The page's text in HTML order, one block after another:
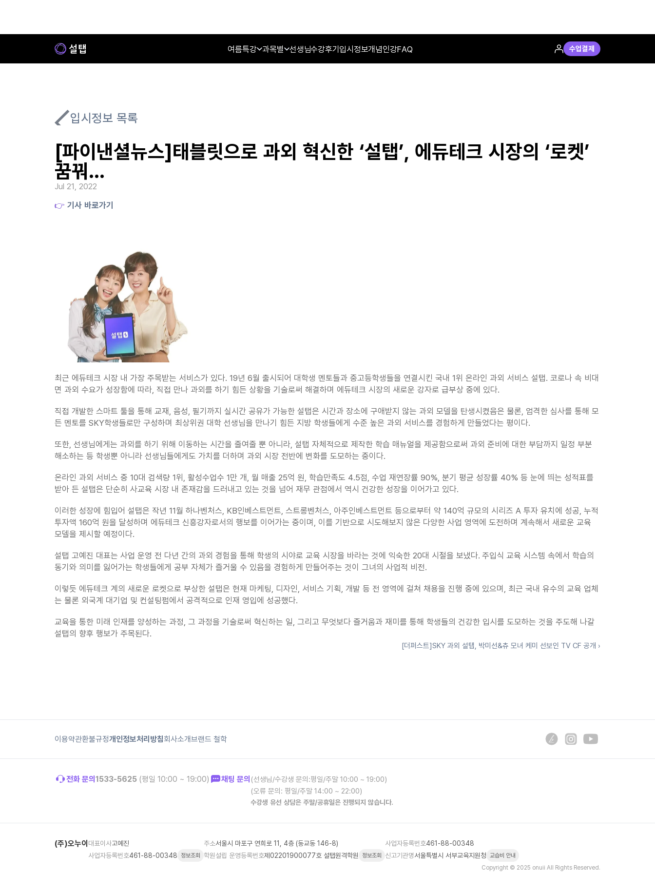
여름특강 과목별 선생님수강후기입시정보개념인강FAQ 수업결제
입시정보 목록
[파이낸셜뉴스]태블릿으로 과외 혁신한 ‘설탭’, 에듀테크 시장의 ‘로켓’
꿈꿔…
Jul 21, 2022
👉 기사 바로가기
최근 에듀테크 시장 내 가장 주목받는 서비스가 있다. 19년 6월 출시되어 대학생 멘토들과 중고등학생들을 연결시킨 국내 1위 온라인 과외 서비스 설탭. 코로나 속 비대
면 과외 수요가 성장함에 따라, 직접 만나 과외를 하기 힘든 상황을 기술로써 해결하며 에듀테크 시장의 새로운 강자로 급부상 중에 있다.
직접 개발한 스마트 툴을 통해 교재, 음성, 필기까지 실시간 공유가 가능한 설탭은 시간과 장소에 구애받지 않는 과외 모델을 탄생시켰음은 물론, 엄격한 심사를 통해 모
든 멘토를 SKY학생들로만 구성하며 최상위권 대학 선생님을 만나기 힘든 지방 학생들에게 수준 높은 과외 서비스를 경험하게 만들었다는 평이다.
또한, 선생님에게는 과외를 하기 위해 이동하는 시간을 줄여줄 뿐 아니라, 설탭 자체적으로 제작한 학습 매뉴얼을 제공함으로써 과외 준비에 대한 부담까지 일정 부분
해소하는 등 학생뿐 아니라 선생님들에게도 가치를 더하며 과외 시장 전반에 변화를 도모하는 중이다.
온라인 과외 서비스 중 10대 검색량 1위, 활성수업수 1만 개, 월 매출 25억 원, 학습만족도 4.5점, 수업 재연장률 90%, 분기 평균 성장률 40% 등 눈에 띄는 성적표를
받아 든 설탭은 단순히 사교육 시장 내 존재감을 드러내고 있는 것을 넘어 재무 관점에서 역시 건강한 성장을 이어가고 있다.
이러한 성장에 힘입어 설탭은 작년 11월 하나벤처스, KB인베스트먼트, 스트롱벤처스, 아주인베스트먼트 등으로부터 약 140억 규모의 시리즈 A 투자 유치에 성공, 누적
투자액 160억 원을 달성하며 에듀테크 신흥강자로서의 행보를 이어가는 중이며, 이를 기반으로 시도해보지 않은 다양한 사업 영역에 도전하며 계속해서 새로운 교육
모델을 제시할 예정이다.
설탭 고예진 대표는 사업 운영 전 다년 간의 과외 경험을 통해 학생의 시야로 교육 시장을 바라는 것에 익숙한 20대 시절을 보냈다. 주입식 교육 시스템 속에서 학습의
동기와 의미를 잃어가는 학생들에게 공부 자체가 즐거울 수 있음을 경험하게 만들어주는 것이 그녀의 사업적 비전.
이렇듯 에듀테크 계의 새로운 로켓으로 부상한 설탭은 현재 마케팅, 디자인, 서비스 기획, 개발 등 전 영역에 걸쳐 채용을 진행 중에 있으며, 최근 국내 유수의 교육 업체
는 물론 외국계 대기업 및 컨설팅펌에서 공격적으로 인재 영입에 성공했다.
교육을 통한 미래 인재를 양성하는 과정, 그 과정을 기술로써 혁신하는 일, 그리고 무엇보다 즐거움과 재미를 통해 학생들의 건강한 입시를 도모하는 것을 주도해 나갈
설탭의 향후 행보가 주목된다.
[더퍼스트]SKY 과외 설탭, 박미선&츄 모녀 케미 선보인 TV CF 공개 ›
이용약관환불규정개인정보처리방침회사소개브랜드 철학
전화 문의1533-5625 (평일 10:00 ~ 19:00) 채팅 문의 (선생님/수강생 문의:평일/주말 10:00 ~ 19:00)
(오류 문의: 평일/주말 14:00 ~ 22:00)
수강생 유선 상담은 주말/공휴일은 진행되지 않습니다.
(주)오누이대표이사고예진
사업자등록번호461-88-00348 정보조회
주소서울시 마포구 연희로 11, 4층 (동교동 146-8)
학원설립 운영등록번호제02201900077호 설탭원격학원 정보조회
사업자등록번호461-88-00348
신고기관명서울특별시 서부교육지원청 교습비 안내
Copyright © 2025 onuii All Rights Reserved.